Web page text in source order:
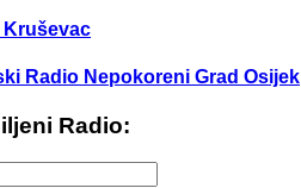
Kruševac
Radio Nepokoreni Grad Osijek
Radio: